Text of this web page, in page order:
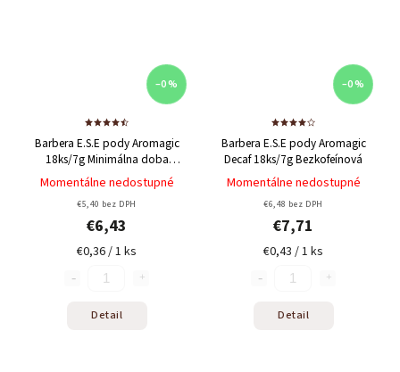
–0 %
Barbera E.S.E pody Aromagic
18ks/7gMinimálna doba
trvanlivosti 11/02/2026
Momentálne nedostupné
€5,40 bez DPH
€6,43
€0,36 / 1 ks
Detail
–0 %
Barbera E.S.E pody Aromagic
Decaf 18ks/7gBezkofeínová
Momentálne nedostupné
€6,48 bez DPH
€7,71
€0,43 / 1 ks
Detail